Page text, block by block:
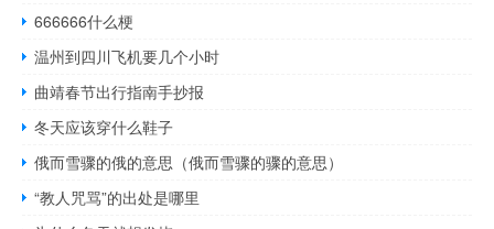
666666什么梗
温州到四川飞机要几个小时
曲靖春节出行指南手抄报
冬天应该穿什么鞋子
俄而雪骤的俄的意思（俄而雪骤的骤的意思）
“教人咒骂”的出处是哪里